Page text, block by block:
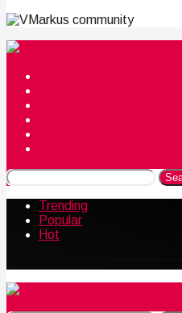
community
Trending
Popular
Hot